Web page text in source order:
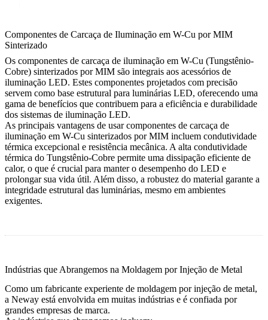
Componentes de Carcaça de Iluminação em W-Cu por MIM
Sinterizado
Os componentes de carcaça de iluminação em W-Cu (Tungstênio-
Cobre) sinterizados por MIM são integrais aos acessórios de
iluminação LED. Estes componentes projetados com precisão
servem como base estrutural para luminárias LED, oferecendo uma
gama de benefícios que contribuem para a eficiência e durabilidade
dos sistemas de iluminação LED.
As principais vantagens de usar componentes de carcaça de
iluminação em W-Cu sinterizados por MIM incluem condutividade
térmica excepcional e resistência mecânica. A alta condutividade
térmica do Tungstênio-Cobre permite uma dissipação eficiente de
calor, o que é crucial para manter o desempenho do LED e
prolongar sua vida útil. Além disso, a robustez do material garante a
integridade estrutural das luminárias, mesmo em ambientes
exigentes.
Indústrias que Abrangemos na Moldagem por Injeção de Metal
Como um fabricante experiente de moldagem por injeção de metal,
a Neway está envolvida em muitas indústrias e é confiada por
grandes empresas de marca.